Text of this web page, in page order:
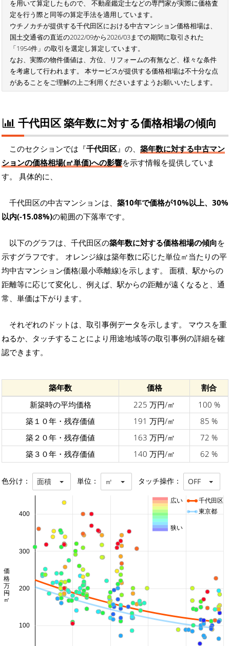
を用いて算定したもので、 不動産鑑定士などの専門家が実際に価格査
定を行う際と同等の算定手法を適用しています。
ウチノカチが提供する千代田区における中古マンション価格相場は、
国土交通省の直近の2022/09から2026/03までの期間に取引された
「1954件」の取引を選定し算定しています。
なお、実際の物件価値は、方位、リフォームの有無など、様々な条件
を考慮して行われます。 本サービスが提供する価格相場は不十分な点
があることをご理解の上ご利用くださいますようお願いいたします。
千代田区 築年数に対する価格相場の傾向
このセクションでは『千代田区 』の、 築年数に対する中古マン
ションの価格相場(㎡単価)への影響を示す情報を提供していま
す。 具体的に、
千代田区の中古マンションは、 築10年で価格が10%以上、30%
以内(-15.08%)の範囲の下落率です。
以下のグラフは、千代田区の築年数に対する価格相場の傾向を
示すグラフです。 オレンジ線は築年数に応じた単位㎡当たりの平
均中古マンション価格(最小乖離線)を示します。 面積、駅からの
距離等に応じて変化し、例えば、駅からの距離が遠くなると、通
常、単価は下がります。
それぞれのドットは、取引事例データを示します。 マウスを重
ねるか、タッチすることにより用途地域等の取引事例の詳細を確
認できます。
築年数 価格
割合
新築時の平均価格
225 万円/㎡
100 %
築１０年・残存価値
191 万円/㎡
85 %
築２０年・残存価値
163 万円/㎡
72 %
築３０年・残存価値
140 万円/㎡ 62 %
色分け： 面積 単位： ㎡ タッチ操作： OFF
100
200
300
400
価格 万円/㎡
千代田区
東京都
広い
狭い